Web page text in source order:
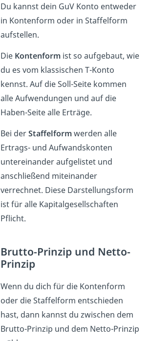
Du kannst dein GuV Konto entweder
in Kontenform oder in Staffelform
aufstellen.
Die Kontenform ist so aufgebaut, wie
du es vom klassischen T-Konto
kennst. Auf die Soll-Seite kommen
alle Aufwendungen und auf die
Haben-Seite alle Erträge.
Bei derStaffelformwerden alle
Ertrags- und Aufwandskonten
untereinander aufgelistet und
anschließend miteinander
verrechnet. Diese Darstellungsform
ist für alle Kapitalgesellschaften
Pflicht.
Brutto-Prinzip und Netto-
Prinzip
Wenn du dich für die Kontenform
oder die Staffelform entschieden
hast, dann kannst du zwischen dem
Brutto-Prinzip und dem Netto-Prinzip